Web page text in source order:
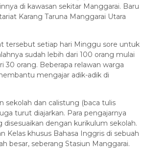
di kawasan sekitar Manggarai. Baru
Karang Taruna Manggarai Utara
tersebut setiap hari Minggu sore untuk
sudah lebih dari 100 orang mulai
30 orang. Beberapa relawan warga
mengajar adik-adik di
sekolah dan calistung (baca tulis
turut diajarkan. Para pengajarnya
dengan kurikulum sekolah.
Kelas khusus Bahasa Inggris di sebuah
besar, seberang Stasiun Manggarai.